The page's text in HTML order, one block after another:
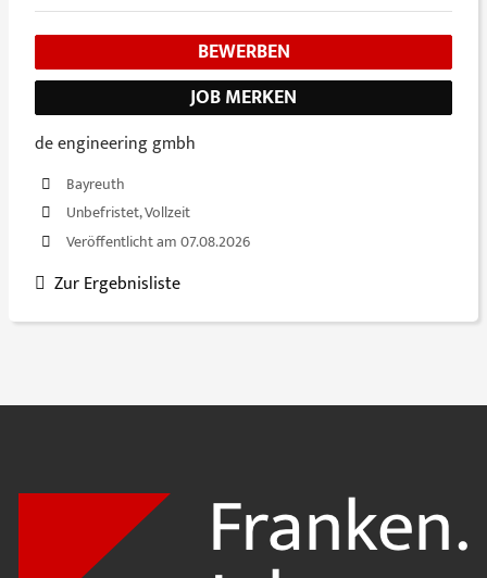
BEWERBEN
JOB MERKEN
de engineering gmbh
Bayreuth
Unbefristet, Vollzeit
Veröffentlicht am 07.08.2026
Zur Ergebnisliste